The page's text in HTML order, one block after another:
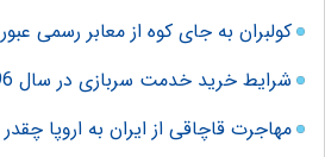
کولبران به جای کوه از معابر رسمی
شرایط خرید خدمت سربازی در سال 96 اعلام شد
مهاجرت قاچاقی از ایران به اروپا